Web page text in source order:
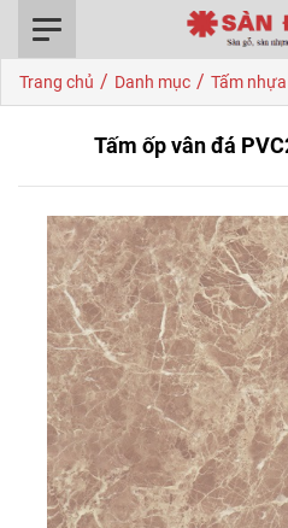
Trang chủ / Danh mục / Tấm
Tấm ốp vân đá